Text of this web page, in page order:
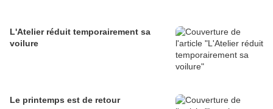
L'Atelier réduit temporairement sa
voilure
Le printemps est de retour